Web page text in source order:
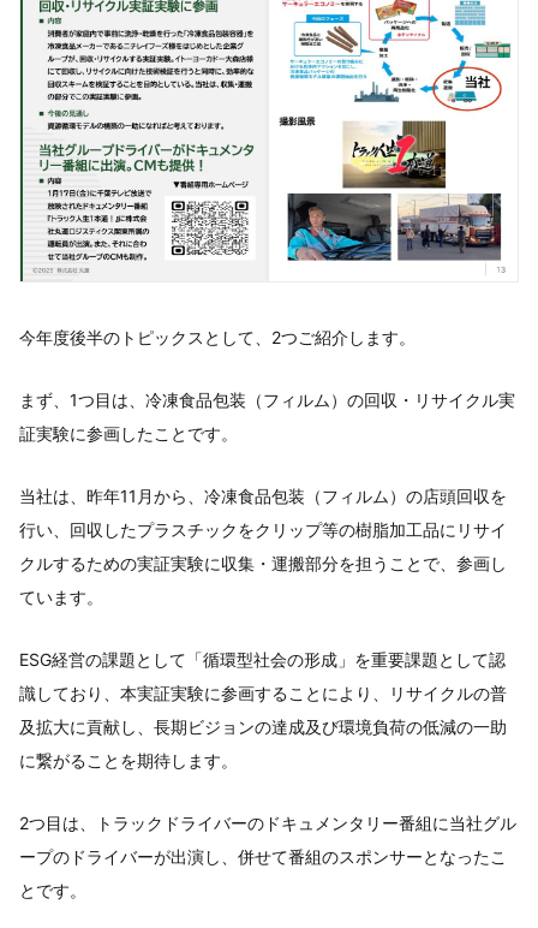
今年度後半のトピックスとして、2つご紹介します。
まず、1つ目は、冷凍食品包装（フィルム）の回収・リサイクル実
証実験に参画したことです。
当社は、昨年11月から、冷凍食品包装（フィルム）の店頭回収を
行い、回収したプラスチックをクリップ等の樹脂加工品にリサイ
クルするための実証実験に収集・運搬部分を担うことで、参画し
ています。
ESG経営の課題として「循環型社会の形成」を重要課題として認
識しており、本実証実験に参画することにより、リサイクルの普
及拡大に貢献し、⻑期ビジョンの達成及び環境負荷の低減の一助
に繋がることを期待します。
2つ目は、トラックドライバーのドキュメンタリー番組に当社グル
ープのドライバーが出演し、併せて番組のスポンサーとなったこ
とです。